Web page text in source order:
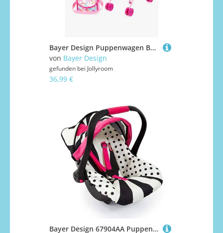
Bayer Design Puppenwagen Buggy Set mit Puppe, Pink
von Bayer Design
gefunden bei Jollyroom
36,99 €
Bayer Design 67904AA Puppenautositz, Puppensitz, Puppenzubehör, mit Gurt, Dach, verstellbarem Griff